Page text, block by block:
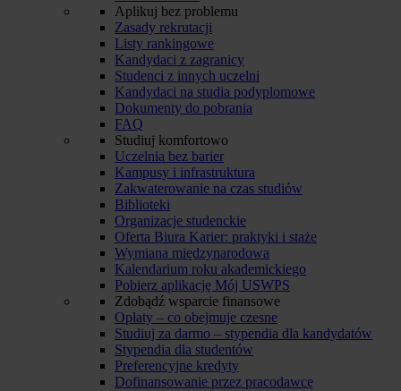
Aplikuj bez problemu
Zasady rekrutacji
Listy rankingowe
Kandydaci z zagranicy
Studenci z innych uczelni
Kandydaci na studia podyplomowe
Dokumenty do pobrania
FAQ
Studiuj komfortowo
Uczelnia bez barier
Kampusy i infrastruktura
Zakwaterowanie na czas studiów
Biblioteki
Organizacje studenckie
Oferta Biura Karier: praktyki i staże
Wymiana międzynarodowa
Kalendarium roku akademickiego
Pobierz aplikację Mój USWPS
Zdobądź wsparcie finansowe
Opłaty – co obejmuje czesne
Studiuj za darmo – stypendia dla kandydatów
Stypendia dla studentów
Preferencyjne kredyty
Dofinansowanie przez pracodawcę